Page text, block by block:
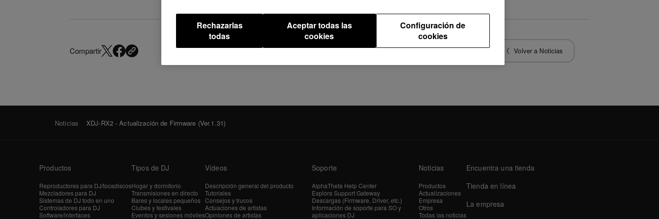
Compartir Volver a Noticias
Noticias XDJ-RX2 - Actualización de Firmware (Ver.1.31)
Productos
Reproductores para DJ/tocadiscos
Mezcladores para DJ
Sistemas de DJ todo en uno
Controladores para DJ
Software/interfaces
Tipos de DJ
Hogar y dormitorio
Transmisiones en directo
Bares y locales pequeños
Clubes y festivales
Eventos y sesiones móviles
Vídeos
Descripción general del producto
Tutoriales
Consejos y trucos
Actuaciones de artistas
Opiniones de artistas
Soporte
AlphaTheta Help Center
Explora Support Gateway
Descargas (Firmware, Driver, etc.)
Información de soporte para SO y
aplicaciones DJ
Noticias
Productos
Actualizaciones
Empresa
Otros
Todas las noticias
Encuentra una tienda
Tienda en línea
La empresa
Configuración de
cookies
Rechazarlas
todas
Aceptar todas las
cookies